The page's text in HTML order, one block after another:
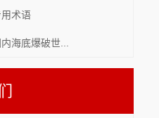
术语
海底爆破世...